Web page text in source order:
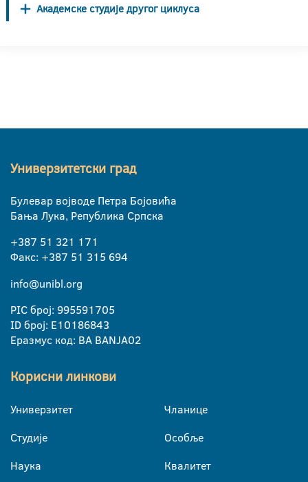
Академске студије другог циклуса
Универзитетски град
Булевар војводе Петра Бојовића
Бања Лука, Република Српска
+387 51 321 171
Факс: +387 51 315 694
info@unibl.org
PIC број: 995591705
ID број: E10186843
Еразмус код: BA BANJA02
Корисни линкови
Универзитет
Студије
Наука
Чланице
Особље
Квалитет